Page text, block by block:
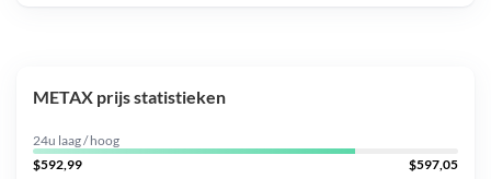
METAX prijs statistieken
24u laag / hoog
$592,99
$597,05